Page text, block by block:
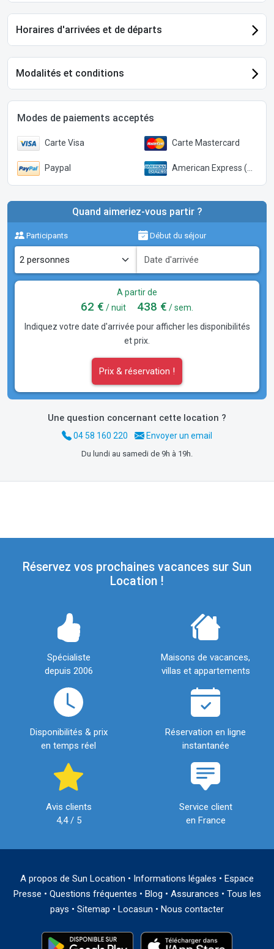
Horaires d'arrivées et de départs
Modalités et conditions
Modes de paiements acceptés
Carte Visa Carte Mastercard
Paypal American Express (Paypal)
Quand aimeriez-vous partir ?
Participants Début du séjour
A partir de
62 € / nuit 438 € / sem.
Indiquez votre date d'arrivée pour afficher les disponibilités
et prix.
Prix & réservation !
Une question concernant cette location ?
04 58 160 220 Envoyer un email
Du lundi au samedi de 9h à 19h.
Réservez vos prochaines vacances sur Sun
Location !
Spécialiste
depuis 2006
Maisons de vacances,
villas et appartements
Disponibilités & prix
en temps réel
Réservation en ligne
instantanée
Avis clients
4,4 / 5
Service client
en France
A propos de Sun Location • Informations légales • Espace
Presse • Questions fréquentes • Blog • Assurances • Tous les
pays • Sitemap • Locasun • Nous contacter